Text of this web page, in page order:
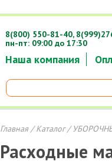
Наша компания
8(800) 550-81-40,
пн-пт: 09:00 до 17:30
Главная/Каталог/
Расходные